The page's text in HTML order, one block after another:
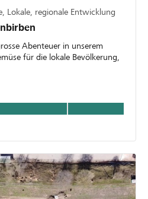
Lokale, regionale Entwicklung
Abenteuer in unserem
für die lokale Bevölkerung,